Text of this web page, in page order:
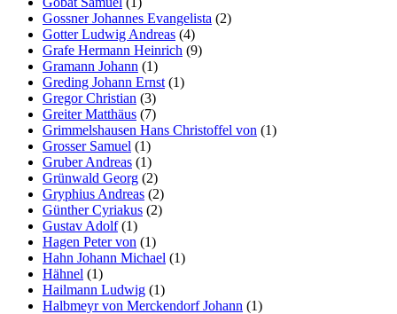
Gossner Johannes Evangelista (2)
Gotter Ludwig Andreas (4)
Grafe Hermann Heinrich (9)
Gramann Johann (1)
Greding Johann Ernst (1)
Gregor Christian (3)
Greiter Matthäus (7)
Grimmelshausen Hans Christoffel von (1)
Grosser Samuel (1)
Gruber Andreas (1)
Grünwald Georg (2)
Gryphius Andreas (2)
Günther Cyriakus (2)
Gustav Adolf(1)
Hagen Peter von (1)
Hahn Johann Michael (1)
Hähnel (1)
Hailmann Ludwig (1)
Halbmeyr von Merckendorf Johann (1)